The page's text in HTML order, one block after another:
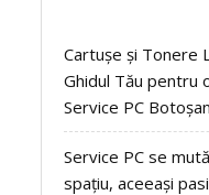
Cartușe și Tonere
Ghidul Tău pentru
Service PC
Service PC se
spațiu, aceeași